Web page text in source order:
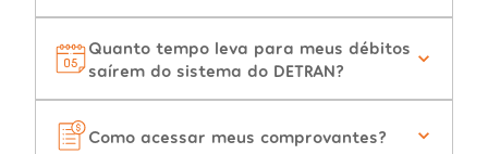
Quanto tempo leva para meus débitos
saírem do sistema do DETRAN?
Como acessar meus comprovantes?